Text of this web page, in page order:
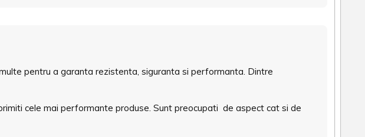
pentru a garanta rezistenta, siguranta si performanta. Dintre
cele mai performante produse. Sunt preocupati de aspect cat si de